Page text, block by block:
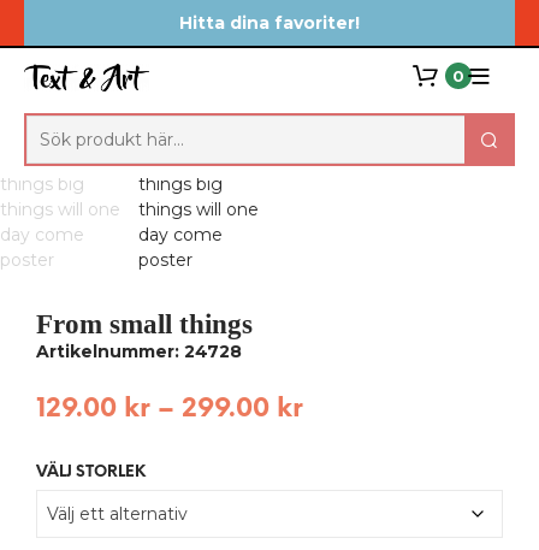
Hitta dina favoriter!
0
From small things
Artikelnummer: 24728
129.00 kr – 299.00 kr
VÄLJ STORLEK